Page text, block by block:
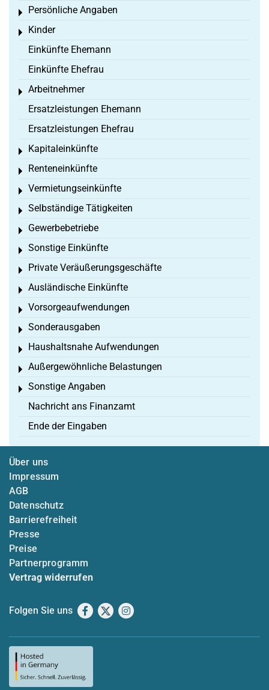
Persönliche Angaben
Toggle menu
Kinder
Toggle menu
Einkünfte Ehemann
Einkünfte Ehefrau
Arbeitnehmer
Toggle menu
Ersatzleistungen Ehemann
Ersatzleistungen Ehefrau
Kapitaleinkünfte
Toggle menu
Renteneinkünfte
Toggle menu
Vermietungseinkünfte
Toggle menu
Selbständige Tätigkeiten
Toggle menu
Gewerbebetriebe
Toggle menu
Sonstige Einkünfte
Toggle menu
Private Veräußerungsgeschäfte
Toggle menu
Ausländische Einkünfte
Toggle menu
Vorsorgeaufwendungen
Toggle menu
Sonderausgaben
Toggle menu
Haushaltsnahe Aufwendungen
Toggle menu
Außergewöhnliche Belastungen
Toggle menu
Sonstige Angaben
Toggle menu
Nachricht ans Finanzamt
Ende der Eingaben
Über uns
Impressum
AGB
Datenschutz
Barrierefreiheit
Presse
Preise
Partnerprogramm
Vertrag widerrufen
Folgen Sie uns Facebook
X Instagram